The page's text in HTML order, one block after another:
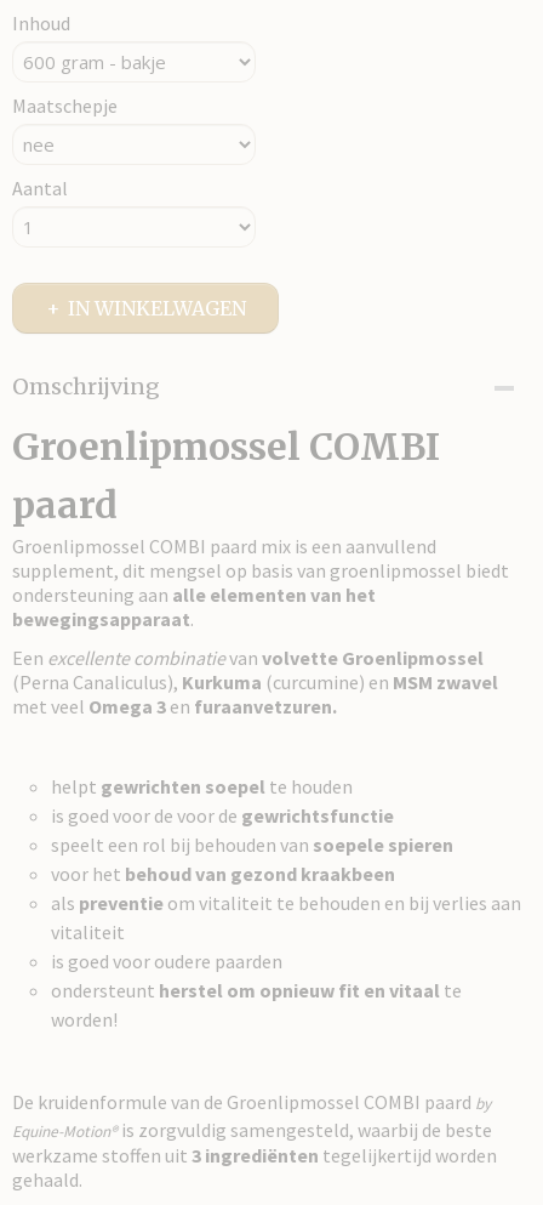
Inhoud
Maatschepje
Aantal
IN WINKELWAGEN
Omschrijving
Groenlipmossel COMBI
paard
Groenlipmossel COMBI paard mix is een aanvullend
supplement, dit mengsel op basis van groenlipmossel biedt
ondersteuning aan alle elementen van het
bewegingsapparaat.
Een excellentecombinatievan volvette Groenlipmossel
(Perna Canaliculus), Kurkuma (curcumine) en MSM zwavel
met veel Omega 3 en furaanvetzuren.
helpt gewrichten soepel te houden
is goed voor de voor de gewrichtsfunctie
speelt een rol bij behouden van soepele spieren
voor het behoud van gezond kraakbeen
als preventie om vitaliteit te behouden en bij verlies aan
vitaliteit
is goed voor oudere paarden
ondersteunt herstel om opnieuw fit en vitaal te
worden!
De kruidenformule van de Groenlipmossel COMBI paard by
Equine-Motion® is zorgvuldig samengesteld, waarbij de beste
werkzame stoffen uit 3 ingrediënten tegelijkertijd worden
gehaald.